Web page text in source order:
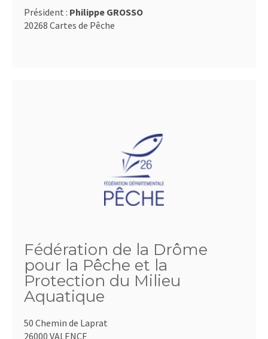
Président : Philippe GROSSO
20268 Cartes de Pêche
Fédération de la Drôme
pour la Pêche et la
Protection du Milieu
Aquatique
50 Chemin de Laprat
26000 VALENCE